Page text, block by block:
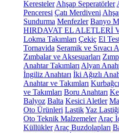
Keresteler Ahşap Seperatörler
Penceresi Çatı Merdiveni
Sundurma Menfezler Banyo
HIRDAVAT EL ALETLERİ
Lokma Takımları Çekiç El
Tornavida Seramik ve Sıvacı
Zımbalar ve Aksesuarları
Anahtar Takımları Alyan
İngiliz Anahtarı İki Ağızlı
Anahtar ve Takımları
ve Takımları Boru Anahtarı
Balyoz Balta Kesici Aletler
Oto Ürünleri LastikYaz Lastiği
Oto Teknik Malzemeler Araç
Küllükler Araç Buzdolapları